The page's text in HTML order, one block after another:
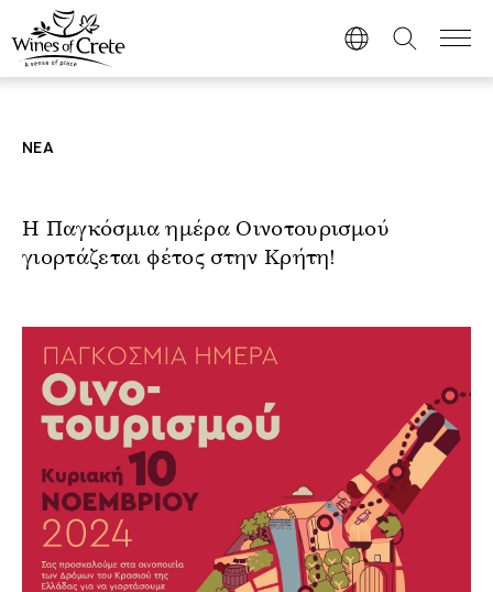
ΝΕΑ
Η Παγκόσμια ημέρα Οινοτουρισμού
γιορτάζεται φέτος στην Κρήτη!